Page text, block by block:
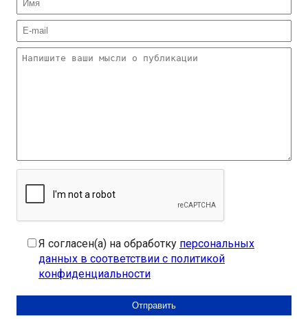
Я согласен(а) на обработку персональных
данных в соответствии с политикой
конфиденциальности